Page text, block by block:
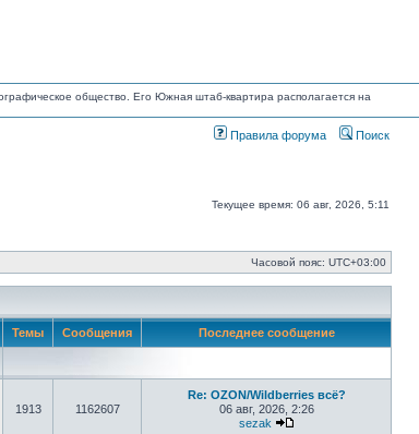
общество. Его Южная штаб-квартира располагается на
Правила форума Поиск
Текущее время: 06 авг, 2026, 5:11
Часовой пояс: UTC+03:00
Темы Сообщения Последнее сообщение
1913 1162607
Re: OZON/Wildberries всё?
06 авг, 2026, 2:26
sezak